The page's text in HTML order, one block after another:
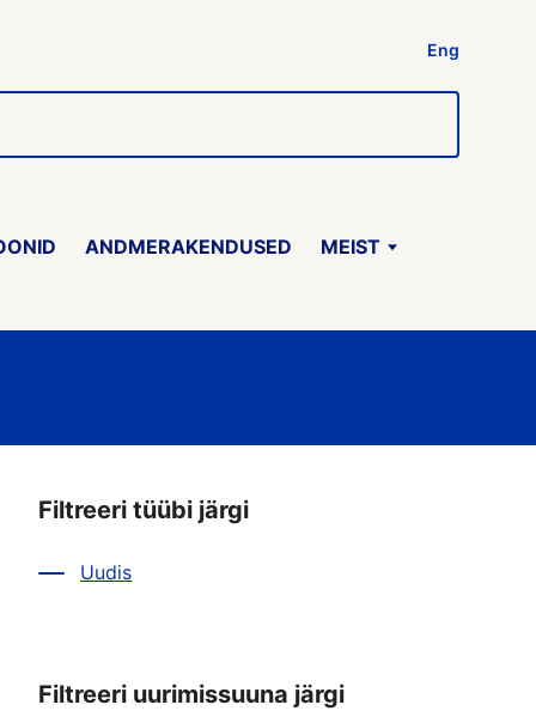
Eng
ANDMERAKENDUSED MEIST
Filtreeri tüübi järgi
Uudis
Filtreeri uurimissuuna järgi